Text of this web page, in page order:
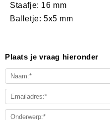
Staafje: 16 mm
Balletje: 5x5 mm
Plaats je vraag hieronder